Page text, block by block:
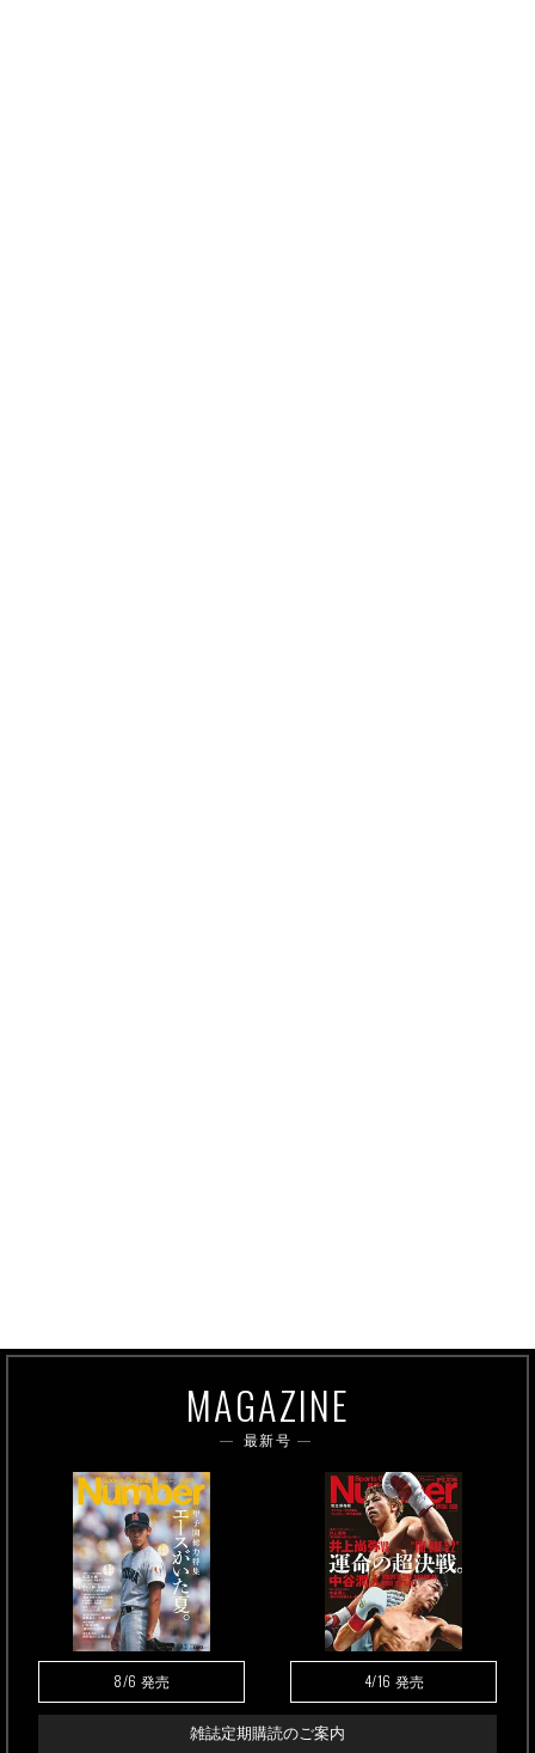
MAGAZINE
最新号
8/6 発売 4/16 発売
雑誌定期購読のご案内